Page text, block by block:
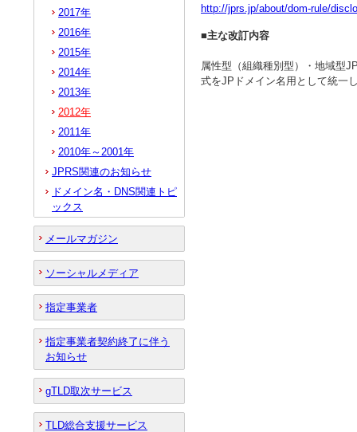
http://jprs.jp/about/dom-rule/
■主な改訂内容
属性型（組織種別型）・地域型
式をJPドメイン名用として統一
2017年
2016年
2015年
2014年
2013年
2012年
2011年
2010年～2001年
JPRS関連のお知らせ
ドメイン名・DNS関連トピ
ックス
メールマガジン
ソーシャルメディア
指定事業者
指定事業者契約終了に伴う
お知らせ
gTLD取次サービス
TLD総合支援サービス